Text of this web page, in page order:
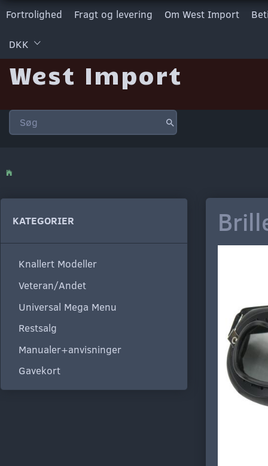
Fortrolighed Fragt og levering Om West Import
DKK
West Import
KATEGORIER
Knallert Modeller
Veteran/Andet
Universal Mega Menu
Restsalg
Manualer+anvisninger
Gavekort